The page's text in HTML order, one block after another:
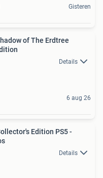
Gisteren
of The Erdtree
Details
6 aug 26
Edition PS5 -
Details